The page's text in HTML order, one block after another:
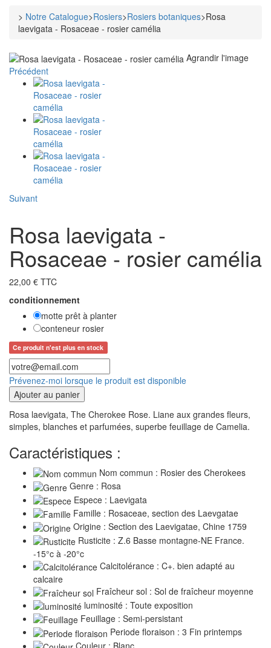
> Notre Catalogue>Rosiers>Rosiers botaniques>Rosa
laevigata - Rosaceae - rosier camélia
Agrandir l'image
Précédent
Suivant
Rosa laevigata -
Rosaceae - rosier camélia
22,00 € TTC
conditionnement
motte prêt à planter
conteneur rosier
Ce produit n'est plus en stock
Prévenez-moi lorsque le produit est disponible
Ajouter au panier
Rosa laevigata, The Cherokee Rose. Liane aux grandes fleurs,
simples, blanches et parfumées, superbe feuillage de Camelia.
Caractéristiques :
Nom commun : Rosier des Cherokees
Genre : Rosa
Espece : Laevigata
Famille : Rosaceae, section des Laevgatae
Origine : Section des Laevigatae, Chine 1759
Rusticite : Z.6 Basse montagne-NE France.
-15°c à -20°c
Calcitolérance : C+. bien adapté au
calcaire
Fraîcheur sol : Sol de fraîcheur moyenne
luminosité : Toute exposition
Feuillage : Semi-persistant
Periode floraison : 3 Fin printemps
Couleur : Blanc